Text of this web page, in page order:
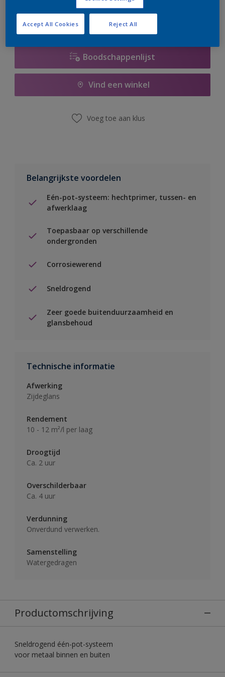
Boodschappenlijst
Vind een winkel
Voeg toe aan klus
Belangrijkste voordelen
Eén-pot-systeem: hechtprimer, tussen- en
afwerklaag
Toepasbaar op verschillende
ondergronden
Corrosiewerend
Sneldrogend
Zeer goede buitenduurzaamheid en
glansbehoud
Technische informatie
Afwerking
Zijdeglans
Rendement
10 - 12 m²/l per laag
Droogtijd
Ca. 2 uur
Overschilderbaar
Ca. 4 uur
Verdunning
Onverdund verwerken.
Samenstelling
Watergedragen
Productomschrijving
Sneldrogend één-pot-systeem
voor metaal binnen en buiten
Reject All
Accept All Cookies